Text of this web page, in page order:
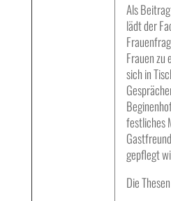
Als
lädt der
Frauen zu
sich in
festliches
gepflegt
Die Thesen